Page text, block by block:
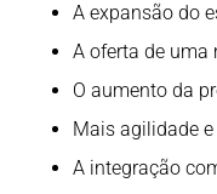
A expansão do
A oferta de uma
O aumento da
Mais agilidade
A integração